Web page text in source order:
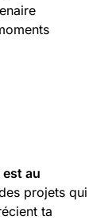
au
projets qui
ta